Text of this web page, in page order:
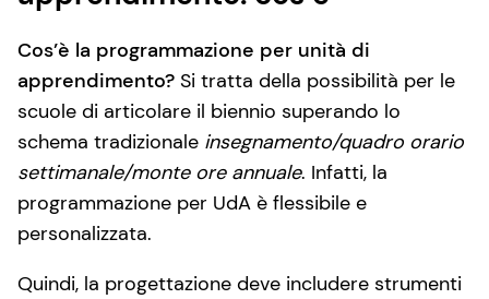
Cos’è la programmazione per unità di
apprendimento? Si tratta della possibilità per le
scuole di articolare il biennio superando lo
schema tradizionale insegnamento/quadro orario
settimanale/monte ore annuale. Infatti, la
programmazione per UdA è flessibile e
personalizzata.
Quindi, la progettazione deve includere strumenti